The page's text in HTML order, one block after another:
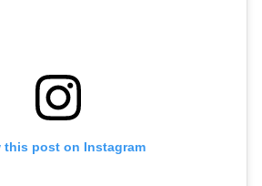
this post on Instagram